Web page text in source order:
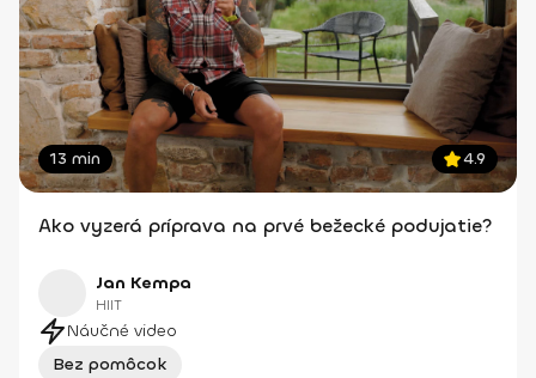
13 min 4.9
Ako vyzerá príprava na prvé bežecké podujatie?
Jan Kempa
HIIT
Náučné video
Bez pomôcok